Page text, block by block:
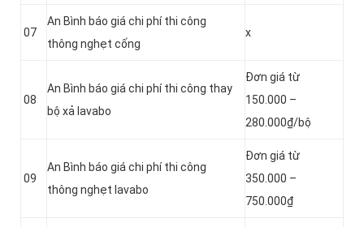
07
An Bình báo giá chi phí thi công
thông nghẹt cống
x
08
An Bình báo giá chi phí thi công thay
bộ xả lavabo
Đơn giá từ
150.000 –
280.000₫/bộ
09
An Bình báo giá chi phí thi công
thông nghẹt lavabo
Đơn giá từ
350.000 –
750.000₫